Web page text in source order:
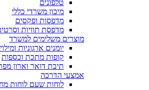
טלפונים
מיכון משרדי כללי
מדפסות ופקסים
מדפסת תוויות
מוצרים משלימים למשרד
יומנים ארגוניות
קופות מתכת וכספות
תיבת דואר וארון
אמצעי הדרכה
לוחות שעם לוחות